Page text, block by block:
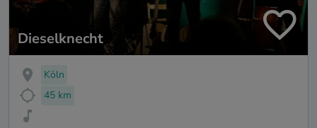
Dieselknecht
Köln
45 km